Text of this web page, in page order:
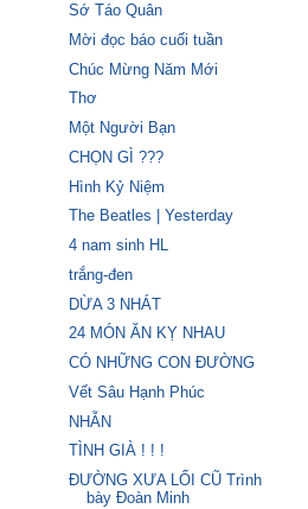
Sớ Táo Quân
Mời đọc báo cuối tuần
Chúc Mừng Năm Mới
Thơ
Một Người Bạn
CHỌN GÌ ???
Hình Kỷ Niệm
The Beatles | Yesterday
4 nam sinh HL
trắng-đen
DỪA 3 NHÁT
24 MÓN ĂN KỴ NHAU
CÓ NHỮNG CON ĐƯỜNG
Vết Sâu Hạnh Phúc
NHẪN
TÌNH GIÀ ! ! !
ĐƯỜNG XƯA LỐI CŨ Trình
bày Đoàn Minh